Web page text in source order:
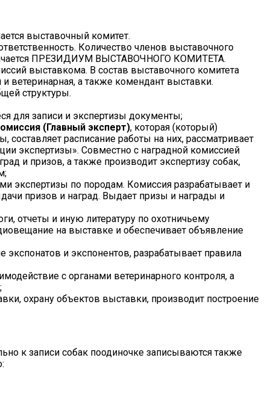
выставочный комитет.
Количество членов выставочного
ПРЕЗИДИУМ ВЫСТАВОЧНОГО КОМИТЕТА.
выставкома. В состав выставочного комитета
ветеринарная, а также комендант выставки.
структуры.
для записи и экспертизы документы;
(Главный эксперт), которая (который)
расписание работы на них, рассматривает
экспертизы». Совместно с наградной комиссией
и призов, а также производит экспертизу собак,
экспертизы по породам. Комиссия разрабатывает и
призов и наград. Выдает призы и награды и
отчеты и иную литературу по охотничьему
на выставке и обеспечивает объявление
и экспонентов, разрабатывает правила
с органами ветеринарного контроля, а
охрану объектов выставки, производит построение
к записи собак поодиночке записываются также